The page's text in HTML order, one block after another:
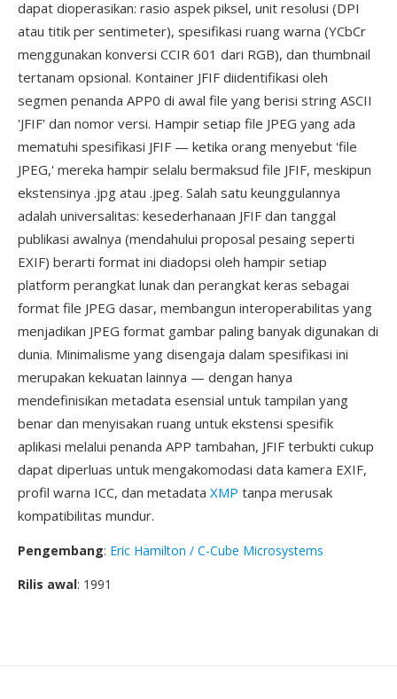
dapat dioperasikan: rasio aspek piksel, unit resolusi (DPI
atau titik per sentimeter), spesifikasi ruang warna (YCbCr
menggunakan konversi CCIR 601 dari RGB), dan thumbnail
tertanam opsional. Kontainer JFIF diidentifikasi oleh
segmen penanda APP0 di awal file yang berisi string ASCII
'JFIF' dan nomor versi. Hampir setiap file JPEG yang ada
mematuhi spesifikasi JFIF — ketika orang menyebut 'file
JPEG,' mereka hampir selalu bermaksud file JFIF, meskipun
ekstensinya .jpg atau .jpeg. Salah satu keunggulannya
adalah universalitas: kesederhanaan JFIF dan tanggal
publikasi awalnya (mendahului proposal pesaing seperti
EXIF) berarti format ini diadopsi oleh hampir setiap
platform perangkat lunak dan perangkat keras sebagai
format file JPEG dasar, membangun interoperabilitas yang
menjadikan JPEG format gambar paling banyak digunakan di
dunia. Minimalisme yang disengaja dalam spesifikasi ini
merupakan kekuatan lainnya — dengan hanya
mendefinisikan metadata esensial untuk tampilan yang
benar dan menyisakan ruang untuk ekstensi spesifik
aplikasi melalui penanda APP tambahan, JFIF terbukti cukup
dapat diperluas untuk mengakomodasi data kamera EXIF,
profil warna ICC, dan metadata XMP tanpa merusak
kompatibilitas mundur.
Pengembang: Eric Hamilton / C-Cube Microsystems
Rilis awal: 1991